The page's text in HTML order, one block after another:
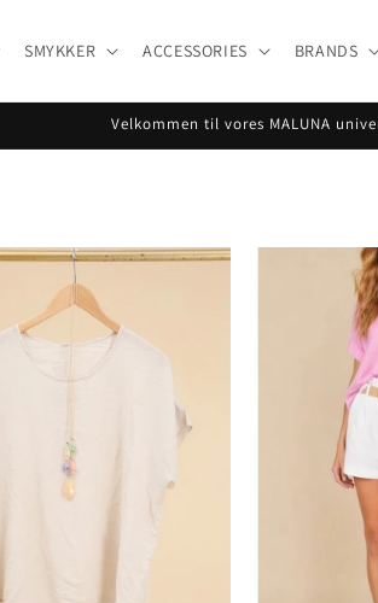
SMYKKER ACCESSORIES BRANDS
Velkommen til vores MALUNA